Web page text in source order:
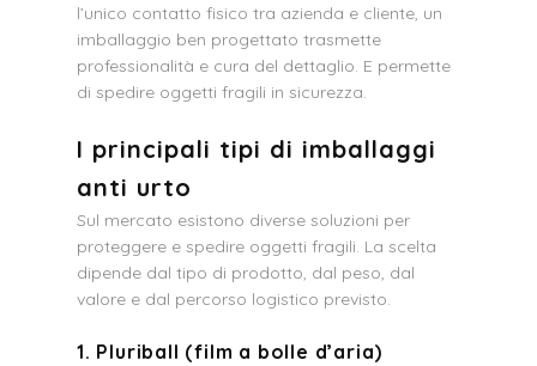
l’unico contatto fisico tra azienda e cliente, un
imballaggio ben progettato trasmette
professionalità e cura del dettaglio. E permette
di spedire oggetti fragili in sicurezza.
I principali tipi di imballaggi
anti urto
Sul mercato esistono diverse soluzioni per
proteggere e spedire oggetti fragili. La scelta
dipende dal tipo di prodotto, dal peso, dal
valore e dal percorso logistico previsto.
1. Pluriball (film a bolle d’aria)